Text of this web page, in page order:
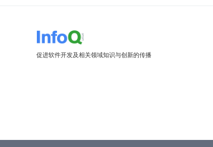
促进软件开发及相关领域知识与创新的传播